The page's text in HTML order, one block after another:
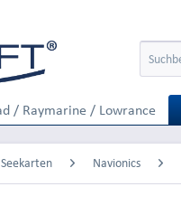
/ Raymarine / Lowrance
Navionics